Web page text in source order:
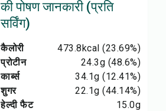
की पोषण जानकारी (प्रति
सर्विंग)
कैलोरी 473.8kcal (23.69%)
प्रोटीन
24.3g (48.6%)
कार्ब्स
34.1g (12.41%)
शुगर
22.1g (44.14%)
हेल्दी फैट
15.0g